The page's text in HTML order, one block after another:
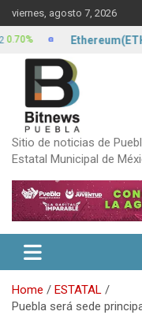
Skip
to
content
viernes, agosto 7, 2026
Sitio de noticias de
Estatal Municipal de
Home
ESTATAL
Puebla será sede
Ethereum(ETH)